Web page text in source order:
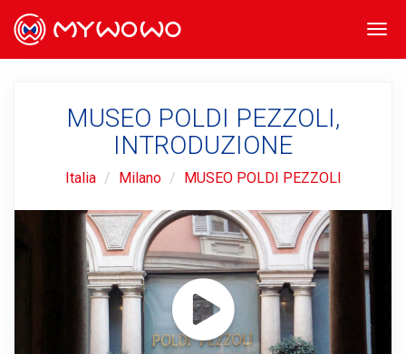
MUSEO POLDI PEZZOLI,
INTRODUZIONE
Italia Milano MUSEO POLDI PEZZOLI